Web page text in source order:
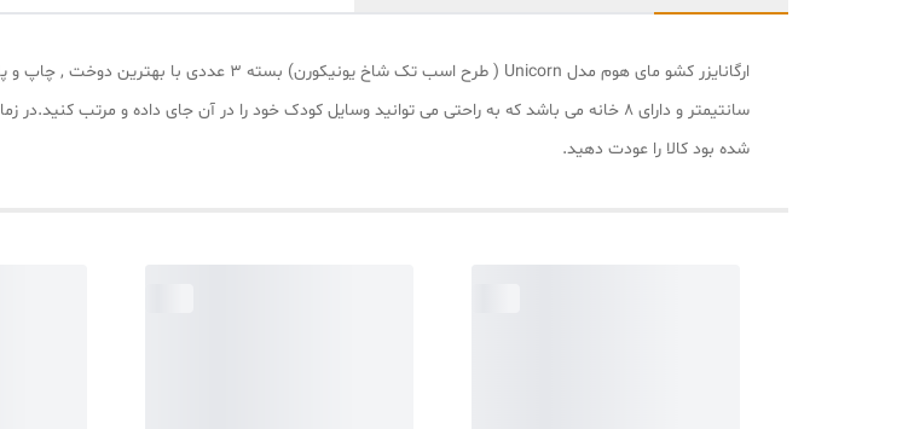
سانتیمتر و دارای 8 خانه می باشد که به راحتی می توانید وسایل کودک خود را در آن جای داده و مرتب
شده بود کالا را عودت دهید.